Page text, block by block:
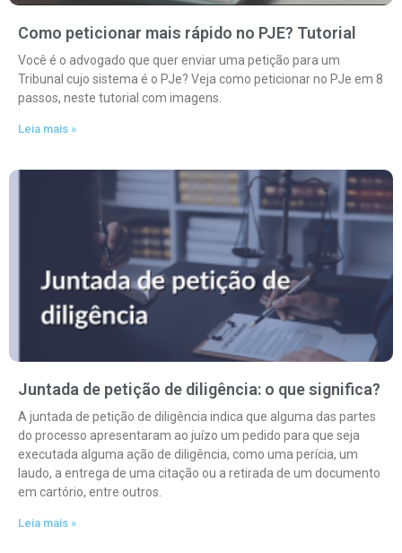
Como peticionar mais rápido no PJE? Tutorial
Você é o advogado que quer enviar uma petição para um
Tribunal cujo sistema é o PJe? Veja como peticionar no PJe em 8
passos, neste tutorial com imagens.
Leia mais »
Juntada de petição de diligência: o que significa?
A juntada de petição de diligência indica que alguma das partes
do processo apresentaram ao juízo um pedido para que seja
executada alguma ação de diligência, como uma perícia, um
laudo, a entrega de uma citação ou a retirada de um documento
em cartório, entre outros.
Leia mais »